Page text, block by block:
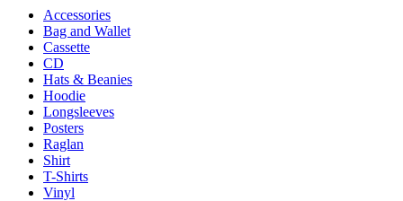
Accessories
Bag and Wallet
Cassette
CD
Hats & Beanies
Hoodie
Longsleeves
Posters
Raglan
Shirt
T-Shirts
Vinyl